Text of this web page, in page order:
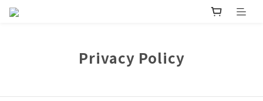
Privacy Policy